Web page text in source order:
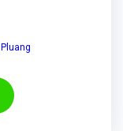
Pluang